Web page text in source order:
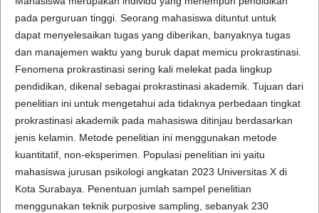
pada perguruan tinggi. Seorang mahasiswa dituntut untuk
dapat menyelesaikan tugas yang diberikan, banyaknya tugas
dan manajemen waktu yang buruk dapat memicu prokrastinasi.
Fenomena prokrastinasi sering kali melekat pada lingkup
pendidikan, dikenal sebagai prokrastinasi akademik. Tujuan dari
penelitian ini untuk mengetahui ada tidaknya perbedaan tingkat
prokrastinasi akademik pada mahasiswa ditinjau berdasarkan
jenis kelamin. Metode penelitian ini menggunakan metode
kuantitatif, non-eksperimen. Populasi penelitian ini yaitu
mahasiswa jurusan psikologi angkatan 2023 Universitas X di
Kota Surabaya. Penentuan jumlah sampel penelitian
menggunakan teknik purposive sampling, sebanyak 230